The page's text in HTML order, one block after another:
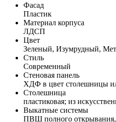
Фасад
Пластик
Материал корпуса
ЛДСП
Цвет
Зеленый, Изумрудный,
Стиль
Современный
Стеновая панель
ХДФ в цвет столешницы
Столешница
пластиковая; из
Выкатные системы
ПВШ полного